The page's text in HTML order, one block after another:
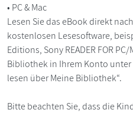
• PC & Mac
Lesen Sie das eBook direkt
kostenlosen Lesesoftware,
Editions, Sony READER FOR
Bibliothek in Ihrem Konto unter
lesen über Meine Bibliothek“.
Bitte beachten Sie, dass die